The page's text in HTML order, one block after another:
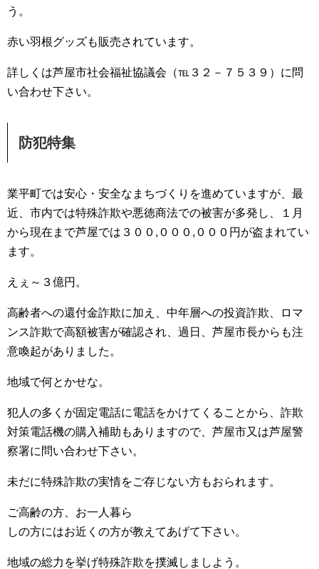
う。
赤い羽根グッズも販売されています。
詳しくは芦屋市社会福祉協議会（℡３２－７５３９）に問
い合わせ下さい。
防犯特集
業平町では安心・安全なまちづくりを進めていますが、最
近、市内では特殊詐欺や悪徳商法での被害が多発し、１月
から現在まで芦屋では３００,０００,０００円が盗まれてい
ます。
えぇ～３億円。
高齢者への還付金詐欺に加え、中年層への投資詐欺、ロマ
ンス詐欺で高額被害が確認され、過日、芦屋市長からも注
意喚起がありました。
地域で何とかせな。
犯人の多くが固定電話に電話をかけてくることから、詐欺
対策電話機の購入補助もありますので、芦屋市又は芦屋警
察署に問い合わせ下さい。
未だに特殊詐欺の実情をご存じない方もおられます。
ご高齢の方、お一人暮ら
しの方にはお近くの方が教えてあげて下さい。
地域の総力を挙げ特殊詐欺を撲滅しましよう。